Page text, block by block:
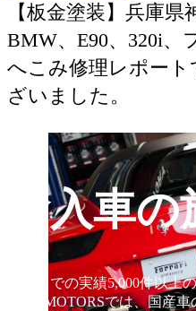
【板金塗装】兵庫県
BMW、E90、320i、
へこみ修理レポー
ざいました。
輸入車
これまでの実績5,000件以上
STEP MOTORSでは、国産